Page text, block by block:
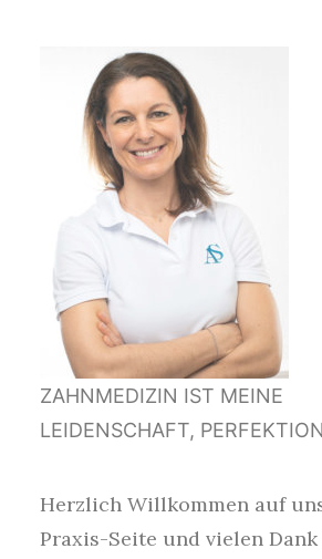
ZAHNMEDIZIN IST MEINE
LEIDENSCHAFT,
Herzlich Willkommen auf
Praxis-Seite und vielen